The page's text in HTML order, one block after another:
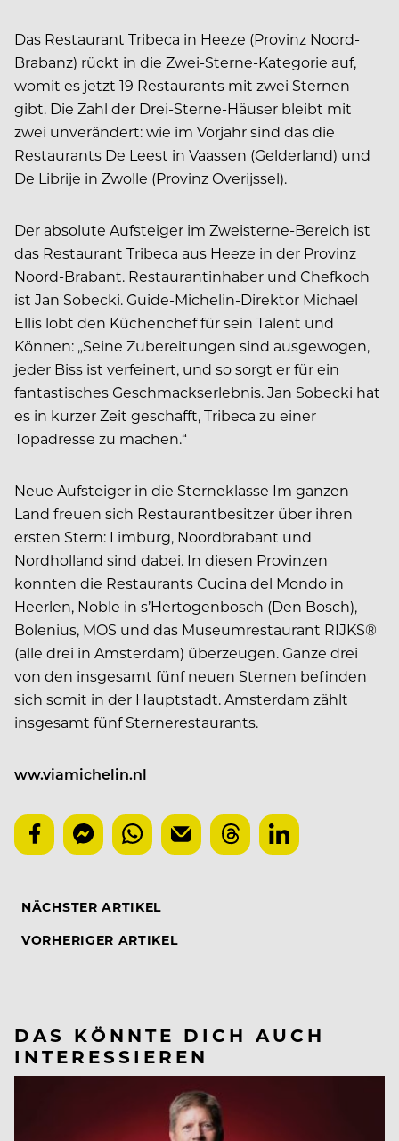
Das Restaurant Tribeca in Heeze (Provinz Noord-
Brabanz) rückt in die Zwei-Sterne-Kategorie auf,
womit es jetzt 19 Restaurants mit zwei Sternen
gibt. Die Zahl der Drei-Sterne-Häuser bleibt mit
zwei unverändert: wie im Vorjahr sind das die
Restaurants De Leest in Vaassen (Gelderland) und
De Librije in Zwolle (Provinz Overijssel).
Der absolute Aufsteiger im Zweisterne-Bereich ist
das Restaurant Tribeca aus Heeze in der Provinz
Noord-Brabant. Restaurantinhaber und Chefkoch
ist Jan Sobecki. Guide-Michelin-Direktor Michael
Ellis lobt den Küchenchef für sein Talent und
Können: „Seine Zubereitungen sind ausgewogen,
jeder Biss ist verfeinert, und so sorgt er für ein
fantastisches Geschmackserlebnis. Jan Sobecki hat
es in kurzer Zeit geschafft, Tribeca zu einer
Topadresse zu machen.“
Neue Aufsteiger in die Sterneklasse Im ganzen
Land freuen sich Restaurantbesitzer über ihren
ersten Stern: Limburg, Noordbrabant und
Nordholland sind dabei. In diesen Provinzen
konnten die Restaurants Cucina del Mondo in
Heerlen, Noble in s’Hertogenbosch (Den Bosch),
Bolenius, MOS und das Museumrestaurant RIJKS®
(alle drei in Amsterdam) überzeugen. Ganze drei
von den insgesamt fünf neuen Sternen befinden
sich somit in der Hauptstadt. Amsterdam zählt
insgesamt fünf Sternerestaurants.
ww.viamichelin.nl
NÄCHSTER ARTIKEL
VORHERIGER ARTIKEL
DAS KÖNNTE DICH AUCH
INTERESSIEREN